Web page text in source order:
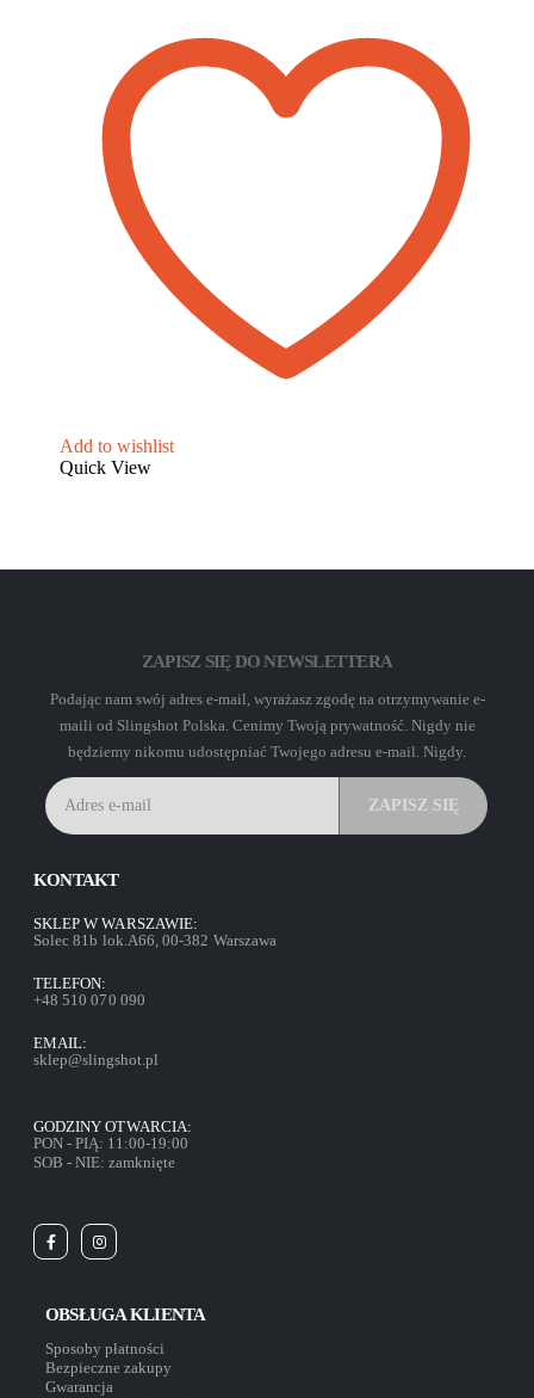
Add to wishlist
Quick View
ZAPISZ SIĘ DO NEWSLETTERA
Podając nam swój adres e-mail, wyrażasz zgodę na otrzymywanie e-
maili od Slingshot Polska. Cenimy Twoją prywatność. Nigdy nie
będziemy nikomu udostępniać Twojego adresu e-mail. Nigdy.
KONTAKT
SKLEP W WARSZAWIE:
Solec 81b lok.A66, 00-382 Warszawa
TELEFON:
+48 510 070 090
EMAIL:
sklep@slingshot.pl
GODZINY OTWARCIA:
PON - PIĄ: 11:00-19:00
SOB - NIE: zamknięte
OBSŁUGA KLIENTA
Sposoby płatności
Bezpieczne zakupy
Gwarancja